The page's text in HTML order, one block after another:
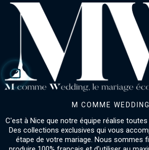
M COMME WEDDING
C'est à Nice que notre équipe réalise
Des collections exclusives qui vous
étape de votre mariage. Nous sommes